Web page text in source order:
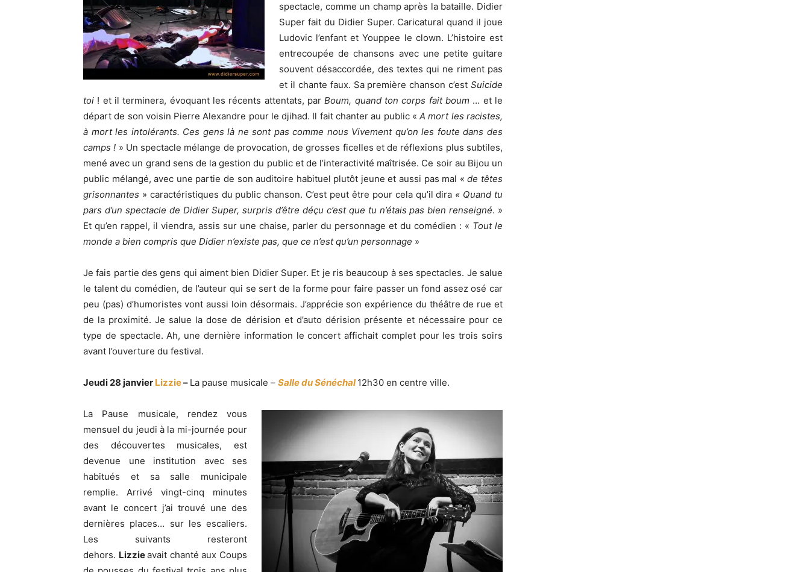
spectacle, comme un champ après la bataille. Didier
Super fait du Didier Super. Caricatural quand il joue
Ludovic l’enfant et Youppee le clown. L’histoire est
entrecoupée de chansons avec une petite guitare
souvent désaccordée, des textes qui ne riment pas
et il chante faux. Sa première chanson c’est Suicide
toi ! et il terminera, évoquant les récents attentats, parBoum, quand ton corps fait boum … et le
départ de son voisin Pierre Alexandre pour le djihad. Il fait chanter au public «A mort les racistes,
à mort les intolérants. Ces gens là ne sont pas comme nous Vivement qu’on les foute dans des
camps ! » Un spectacle mélange de provocation, de grosses ficelles et de réflexions plus subtiles,
mené avec un grand sens de la gestion du public et de l’interactivité maîtrisée. Ce soir au Bijou un
public mélangé, avec une partie de son auditoire habituel plutôt jeune et aussi pas mal «de têtes
grisonnantes » caractéristiques du public chanson. C’est peut être pour cela qu’il dira « Quand tu
pars d’un spectacle de Didier Super, surpris d’être déçu c’est que tu n’étais pas bien renseigné. »
Et qu’en rappel, il viendra, assis sur une chaise, parler du personnage et du comédien : « Tout le
monde a bien compris que Didier n’existe pas, que ce n’est qu’un personnage »
Je fais partie des gens qui aiment bien Didier Super. Et je ris beaucoup à ses spectacles. Je salue
le talent du comédien, de l’auteur qui se sert de la forme pour faire passer un fond assez osé car
peu (pas) d’humoristes vont aussi loin désormais. J’apprécie son expérience du théâtre de rue et
de la proximité. Je salue la dose de dérision et d’auto dérision présente et nécessaire pour ce
type de spectacle. Ah, une dernière information le concert affichait complet pour les trois soirs
avant l’ouverture du festival.
Jeudi 28 janvier Lizzie– La pause musicale – Salle du Sénéchal 12h30 en centre ville.
La Pause musicale, rendez vous
mensuel du jeudi à la mi-journée pour
des découvertes musicales, est
devenue une institution avec ses
habitués et sa salle municipale
remplie. Arrivé vingt-cinq minutes
avant le concert j’ai trouvé une des
dernières places… sur les escaliers.
Les suivants resteront
dehors. Lizzieavait chanté aux Coups